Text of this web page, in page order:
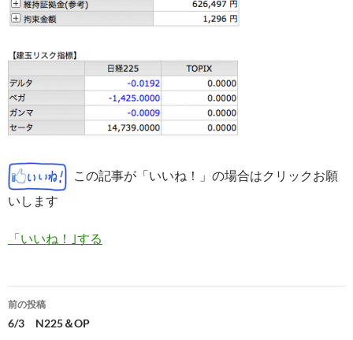
この記事が「いいね！」の場合はクリックお願
いします
「いいね！｣する
投
稿
前の投稿
6/3 N225＆OP